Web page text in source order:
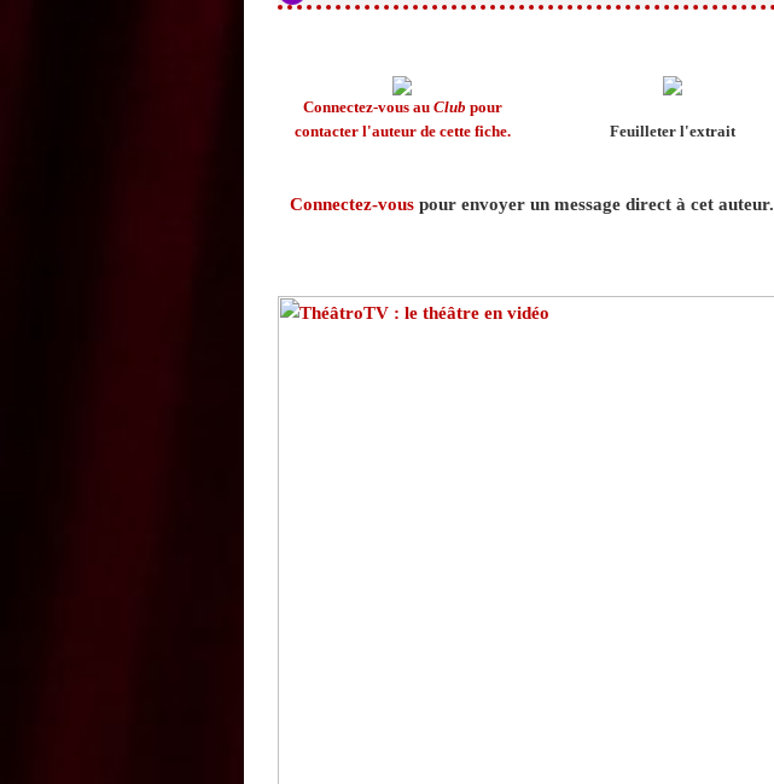
Connectez-vous au Club pour
contacter l'auteur de cette fiche.
Feuilleter l'extrait
Connectez-vous pour envoyer un message direct à cet auteur.